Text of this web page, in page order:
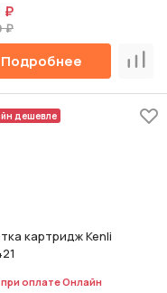
₽
₽
Подробнее
дешевле
картридж Kenli
оплате Онлайн